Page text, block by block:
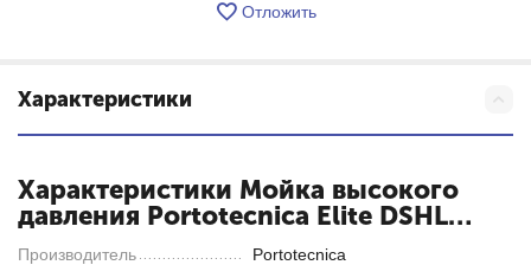
Отложить
Характеристики
Характеристики Мойка высокого
давления Portotecnica Elite DSHL
1910 M
Производитель Portotecnica